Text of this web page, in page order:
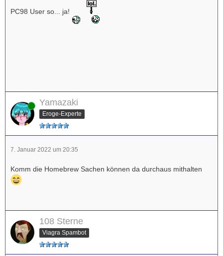
PC98 User so... ja!
Online Yamazaki
Eroge-Experte
7. Januar 2022 um 20:35
Komm die Homebrew Sachen können da durchaus mithalten
108 Sterne
Viagra Spambot